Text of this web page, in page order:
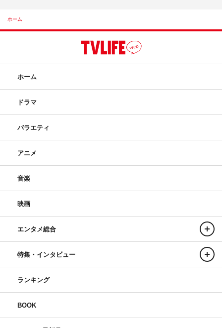
ホーム
ホーム
ドラマ
バラエティ
アニメ
音楽
映画
エンタメ総合
特集・インタビュー
ランキング
BOOK